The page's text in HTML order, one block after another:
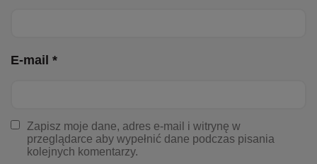
E-mail *
Zapisz moje dane, adres e-mail i witrynę w
przeglądarce aby wypełnić dane podczas pisania
kolejnych komentarzy.